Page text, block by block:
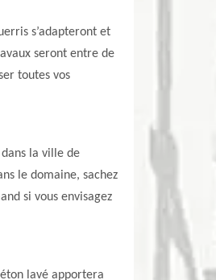
s’adapteront et
seront entre de
toutes vos
la ville de
le domaine, sachez
si vous envisagez
lavé apportera